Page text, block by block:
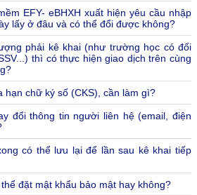
EFY- eBHXH xuất hiện yêu cầu nhập
lấy ở đâu và có thể đổi được không?
phải kê khai (như trường học có đối
thì có thực hiện giao dịch trên cùng
hạn chữ ký số (CKS), cần làm gì?
đổi thông tin người liên hệ (email, điện
có thể lưu lại để lần sau kê khai tiếp
đặt mật khẩu bảo mật hay không?